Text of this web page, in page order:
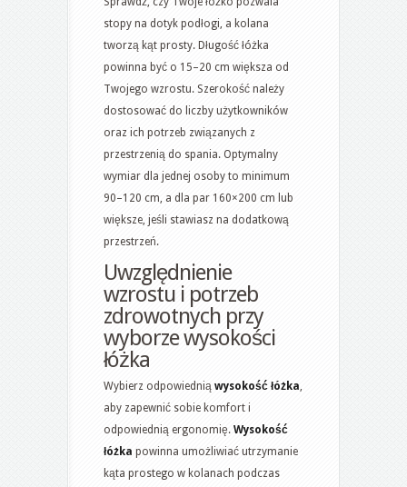
stopy na dotyk podłogi, a kolana
tworzą kąt prosty. Długość łóżka
powinna być o 15–20 cm większa od
Twojego wzrostu. Szerokość należy
dostosować do liczby użytkowników
oraz ich potrzeb związanych z
przestrzenią do spania. Optymalny
wymiar dla jednej osoby to minimum
90–120 cm, a dla par 160×200 cm lub
większe, jeśli stawiasz na dodatkową
przestrzeń.
Uwzględnienie
wzrostu i potrzeb
zdrowotnych przy
wyborze wysokości
łóżka
Wybierz odpowiednią wysokość łóżka,
aby zapewnić sobie komfort i
odpowiednią ergonomię. Wysokość
łóżka powinna umożliwiać utrzymanie
kąta prostego w kolanach podczas